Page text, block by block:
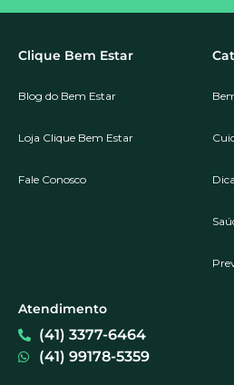
Clique Bem Estar
Blog do Bem Estar
Loja Clique Bem Estar
Fale Conosco
Atendimento
(41) 3377-6464
(41) 99178-5359